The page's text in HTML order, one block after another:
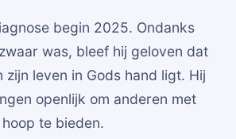
begin 2025. Ondanks
was, bleef hij geloven dat
zijn leven in Gods hand ligt. Hij
openlijk om anderen met
te bieden.